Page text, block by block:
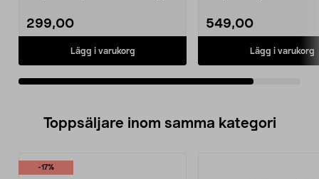
299,00
Lägg i varukorg
549,00
Lägg i varukorg
Toppsäljare inom samma kategori
-17%